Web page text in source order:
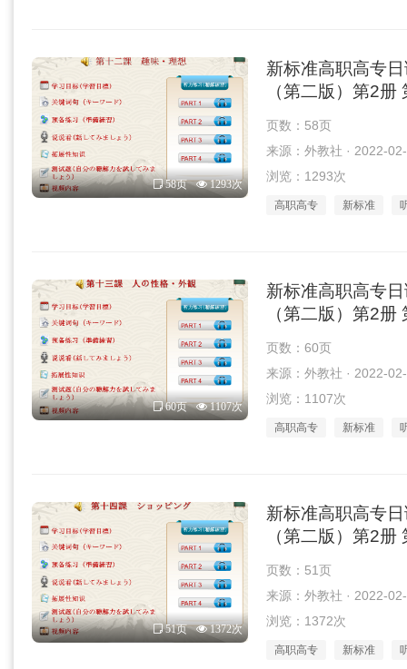
58页 1293次
新标准高职高专
（第二版）第2
页数：58页
来源：外教社 · 2022-
浏览：1293次
高职高专 新标准
60页 1107次
新标准高职高专
（第二版）第2
页数：60页
来源：外教社 · 2022-
浏览：1107次
高职高专 新标准
51页 1372次
新标准高职高专
（第二版）第2
页数：51页
来源：外教社 · 2022-
浏览：1372次
高职高专 新标准